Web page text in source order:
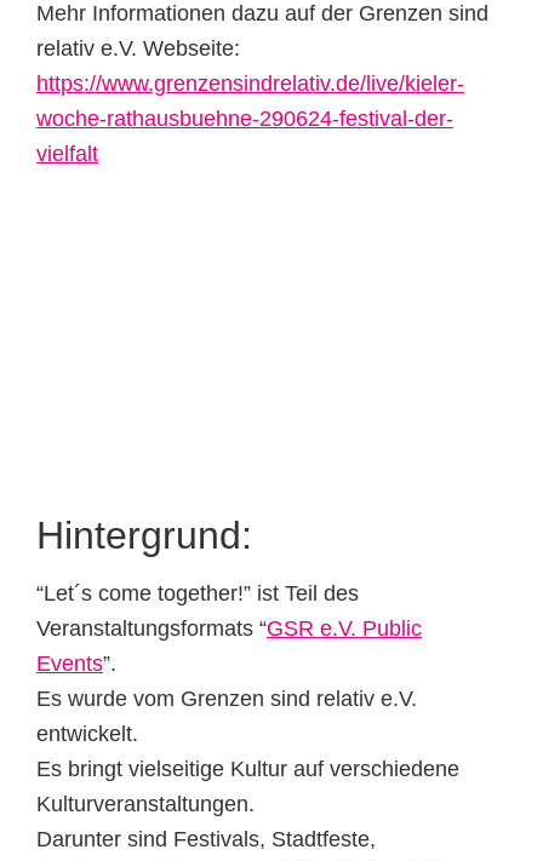
Mehr Informationen dazu auf der Grenzen sind
relativ e.V. Webseite:
https://www.grenzensindrelativ.de/live/kieler-
woche-rathausbuehne-290624-festival-der-
vielfalt
Hintergrund:
“Let´s come together!” ist Teil des
Veranstaltungsformats “GSR e.V. Public
Events”.
Es wurde vom Grenzen sind relativ e.V.
entwickelt.
Es bringt vielseitige Kultur auf verschiedene
Kulturveranstaltungen.
Darunter sind Festivals, Stadtfeste,